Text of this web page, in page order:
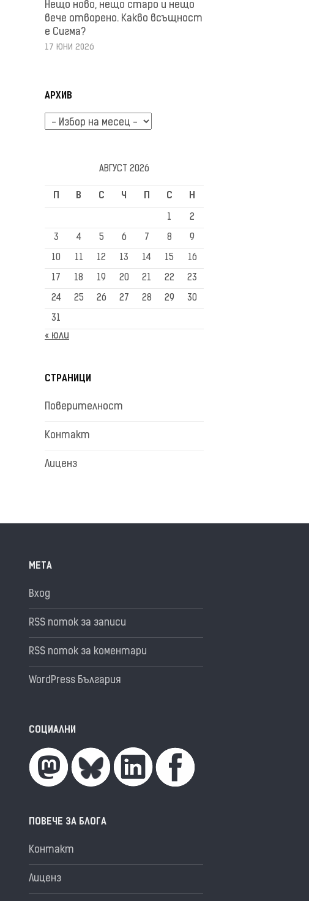
Нещо ново, нещо старо и нещо
вече отворено. Какво всъщност
е Сигма?
17 ЮНИ 2026
АРХИВ
Архив
АВГУСТ 2026
В С Ч С Н
1 2
3 4 5 6 7 8 9
10 11 12 13 14 15 16
17 18 19 20 21 22 23
24 25 26 27 28 29 30
31
« юли
СТРАНИЦИ
Поверителност
Контакт
Лиценз
МЕТА
Вход
RSS поток за записи
RSS поток за коментари
WordPress България
СОЦИАЛНИ
ПОВЕЧЕ ЗА БЛОГА
Контакт
Лиценз